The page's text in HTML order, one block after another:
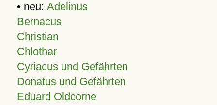
• neu: Adelinus
Bernacus
Christian
Chlothar
Cyriacus und Gefährten
Donatus und Gefährten
Eduard Oldcorne